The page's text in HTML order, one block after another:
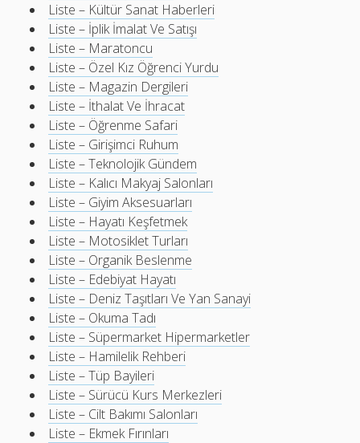
Liste – Kültür Sanat Haberleri
Liste – İplik İmalat Ve Satışı
Liste – Maratoncu
Liste – Özel Kız Öğrenci Yurdu
Liste – Magazin Dergileri
Liste – İthalat Ve İhracat
Liste – Öğrenme Safari
Liste – Girişimci Ruhum
Liste – Teknolojik Gündem
Liste – Kalıcı Makyaj Salonları
Liste – Giyim Aksesuarları
Liste – Hayatı Keşfetmek
Liste – Motosiklet Turları
Liste – Organik Beslenme
Liste – Edebiyat Hayatı
Liste – Deniz Taşıtları Ve Yan Sanayi
Liste – Okuma Tadı
Liste – Süpermarket Hipermarketler
Liste – Hamilelik Rehberi
Liste – Tüp Bayileri
Liste – Sürücü Kurs Merkezleri
Liste – Cilt Bakımı Salonları
Liste – Ekmek Fırınları